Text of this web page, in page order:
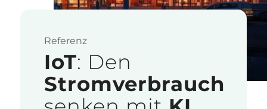
Referenz
IoT: Den
Stromverbrauch